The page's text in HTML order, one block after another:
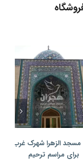
مسجد الزهرا شهرک غرب
برای مراسم ترحیم